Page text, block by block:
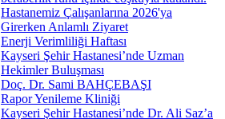
Hastanemiz Çalışanlarına 2026'ya
Girerken Anlamlı Ziyaret
Enerji Verimliliği Haftası
Kayseri Şehir Hastanesi’nde Uzman
Hekimler Buluşması
Doç. Dr. Sami BAHÇEBAŞI
Rapor Yenileme Kliniği
Kayseri Şehir Hastanesi’nde Dr. Ali Saz’a